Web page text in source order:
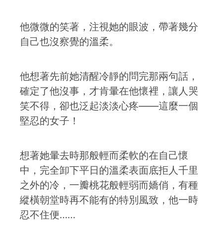
他微微的笑著，注視她的眼波，帶著幾分
自己也沒察覺的溫柔。
他想著先前她清醒冷靜的問完那兩句話，
確定了他沒事，才肯暈在他懷裡，讓人哭
笑不得，卻也泛起淡淡心疼——這麼一個
堅忍的女子！
想著她暈去時那般輕而柔軟的在自己懷
中，完全卸下平日的溫柔表面底拒人千里
之外的冷，一瓣桃花般輕弱而嬌俏，有種
縱橫朝堂時再不能有的特別風致，他一時
忍不住便……